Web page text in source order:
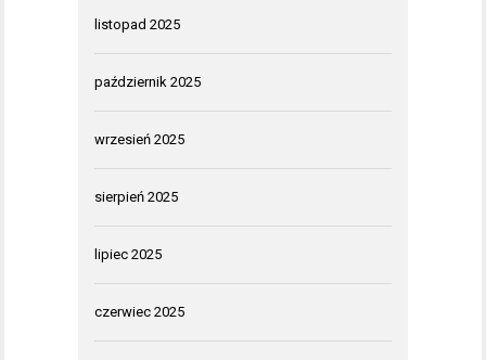
listopad 2025
październik 2025
wrzesień 2025
sierpień 2025
lipiec 2025
czerwiec 2025